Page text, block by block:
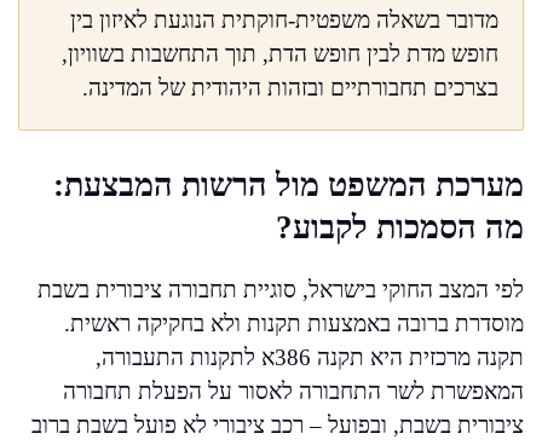
מדובר בשאלה משפטית-חוקתית הנוגעת לאיזון בין
חופש מדת לבין חופש הדת, תוך התחשבות בשוויון,
בצרכים תחבורתיים ובזהות היהודית של המדינה.
מערכת המשפט מול הרשות המבצעת:
מה הסמכות לקבוע?
לפי המצב החוקי בישראל, סוגיית תחבורה ציבורית בשבת
מוסדרת ברובה באמצעות תקנות ולא בחקיקה ראשית.
תקנה מרכזית היא תקנה 386א לתקנות התעבורה,
המאפשרת לשר התחבורה לאסור על הפעלת תחבורה
ציבורית בשבת, ובפועל – רכב ציבורי לא פועל בשבת ברוב